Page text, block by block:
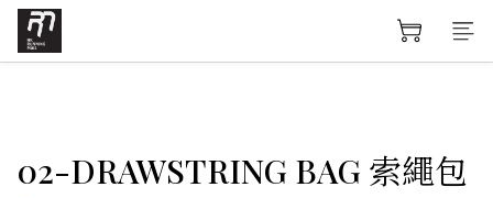
02-DRAWSTRING BAG 索繩包